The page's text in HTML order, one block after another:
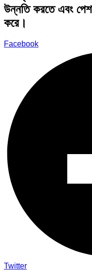
উন্নতি করতে এবং
করে।
Facebook
Twitter